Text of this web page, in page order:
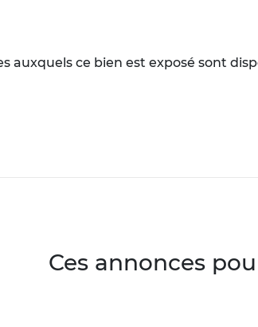
auxquels ce bien est exposé sont
Ces annonces